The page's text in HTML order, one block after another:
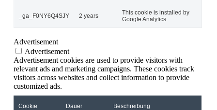
_ga_F0NY6Q4SJY 2 years
This cookie is installed by
Google Analytics.
Advertisement
Advertisement
Advertisement cookies are used to provide visitors with
relevant ads and marketing campaigns. These cookies track
visitors across websites and collect information to provide
customized ads.
Cookie Dauer Beschreibung